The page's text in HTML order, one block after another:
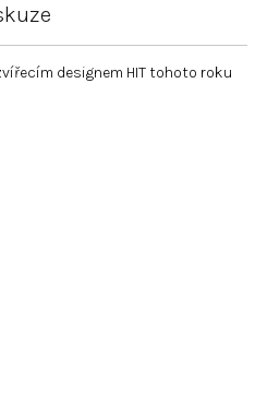
designem HIT tohoto roku